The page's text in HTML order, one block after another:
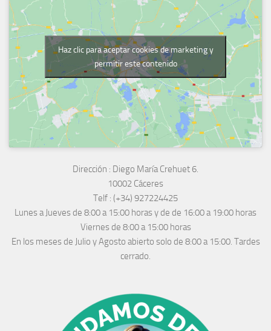
Haz clic para aceptar cookies de marketing y
permitir este contenido
Dirección : Diego María Crehuet 6.
10002 Cáceres
Telf : (+34) 927224425
Lunes a Jueves de 8:00 a 15:00 horas y de de 16:00 a 19:00 horas
Viernes de 8:00 a 15:00 horas
En los meses de Julio y Agosto abierto solo de 8:00 a 15:00. Tardes
cerrado.